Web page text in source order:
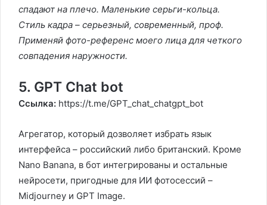
спадают на плечо. Маленькие серьги-кольца.
Стиль кадра – серьезный, современный, проф.
Применяй фото-референс моего лица для четкого
совпадения наружности.
5. GPT Chat bot
Ссылка: https://t.me/GPT_chat_chatgpt_bot
Агрегатор, который дозволяет избрать язык
интерфейса – российский либо британский. Кроме
Nano Banana, в бот интегрированы и остальные
нейросети, пригодные для ИИ фотосессий –
Midjourney и GPT Image.